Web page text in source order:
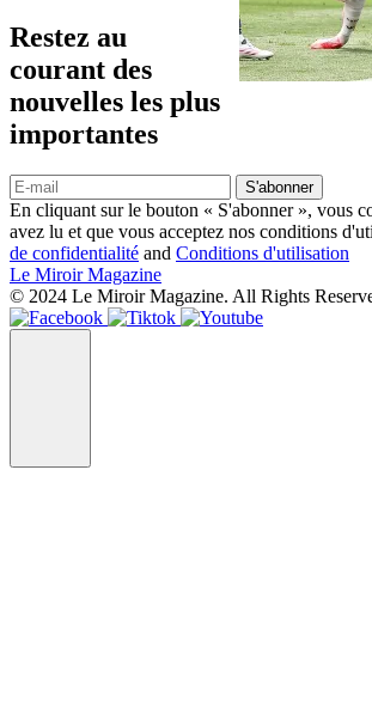
Restez au
courant des
nouvelles les plus
importantes
S'abonner
En cliquant sur le bouton « S'abonner », vous
avez lu et que vous acceptez nos conditions
de confidentialité and Conditions d'utilisation
Le Miroir Magazine
© 2024 Le Miroir Magazine. All Rights